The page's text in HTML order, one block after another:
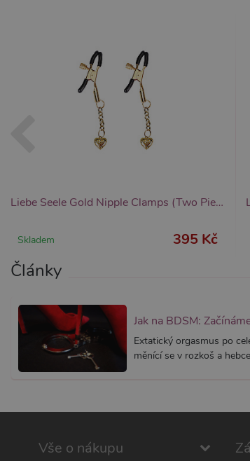
Liebe Seele Gold Nipple Clamps (Two Pieces A Set), nastavitelné svorky na bradavky
Skladem 395 Kč
Články
Jak na BDSM:
Extatický orgasmus po
měnící se v rozkoš a
Vše o nákupu